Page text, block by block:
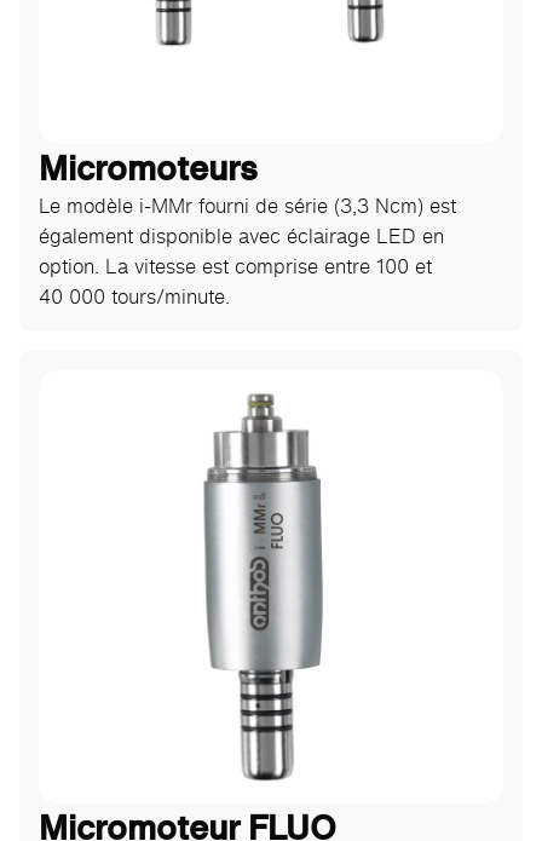
Micromoteurs
Le modèle i-MMr fourni de série (3,3 Ncm) est
également disponible avec éclairage LED en
option. La vitesse est comprise entre 100 et
40 000 tours/minute.
Micromoteur FLUO